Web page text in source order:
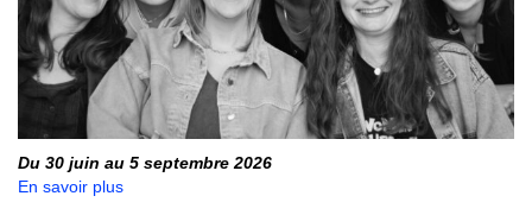
Du 30 juin au 5 septembre 2026
En savoir plus